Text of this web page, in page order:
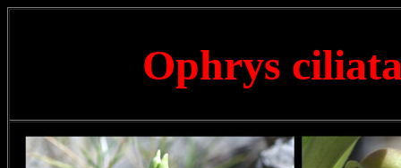
Ophrys